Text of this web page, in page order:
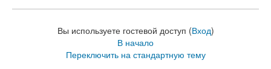
Вы используете гостевой доступ (Вход)
В начало
Переключить на стандартную тему